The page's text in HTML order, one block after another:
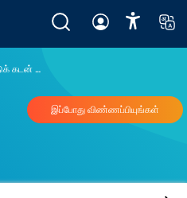
30 லட்சம் வீட்டுக் கடன் EMI
இப்போது விண்ணப்பியுங்கள்